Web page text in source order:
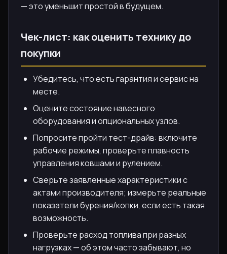
— это уменьшит простой в будущем.
Чек-лист: как оценить технику до
покупки
Убедитесь, что есть гарантия и сервис на
месте.
Оцените состояние навесного
оборудования и опциональных узлов.
Попросите пройти тест-драйв: включите
рабочие режимы, проверьте плавность
управления ковшами и рулением.
Сверьте заявленные характеристики с
актами производителя; измерьте реальные
показатели бурения/копки, если есть такая
возможность.
Проверьте расход топлива при разных
нагрузках — об этом часто забывают, но